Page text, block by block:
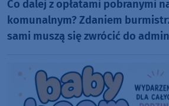
Co dalej z opłatami pobranymi
komunalnym? Zdaniem
sami muszą się zwrócić do